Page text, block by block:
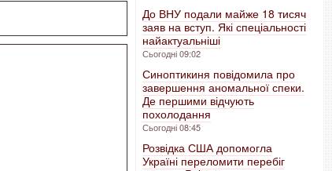
До ВНУ подали майже 18 тисяч
заяв на вступ. Які спеціальності
найактуальніші
Сьогодні 09:02
Синоптикиня повідомила про
завершення аномальної спеки.
Де першими відчують
похолодання
Сьогодні 08:45
Розвідка США допомогла
Україні переломити перебіг